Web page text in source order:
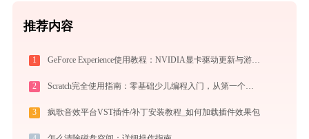
推荐内容
1 GeForce Experience使用教程：NVIDIA显卡驱动更新与游戏优化录制完全指南
2 Scratch完全使用指南：零基础少儿编程入门，从第一个作品到独立创作（2026最新）
3 疯歌音效平台VST插件/补丁安装教程_如何加载插件效果包